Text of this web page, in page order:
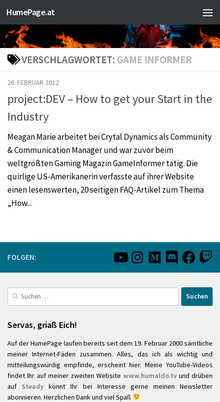
Zum Inhalt springen
HumePage.at
VERSCHLAGWORTET: GAME INFORMER
26. FEBRUAR 2012
project:DEV – How to get your Start in the
Industry
Meagan Marie arbeitet bei Crytal Dynamics als Community
& Communication Manager und war zuvor beim
weltgrößten Gaming Magazin GameInformer tätig. Die
quirlige US-Amerikanerin verfasste auf ihrer Website
einen lesenswerten, 20 seitigen FAQ-Artikel zum Thema
„How...
FOLGEN:
Suchen
nach:
Servas, griaß Eich!
Auf der HumePage laufen bereits seit dem 19. Februar 2000 sämtliche
meiner Internet-Fäden zusammen. Alles, das ich als wichtig und
mitteilungswürdig empfinde, erscheint hier. Meine YouTube-Videos
findet Ihr auf meiner zweiten Website www.humaldo.tvund drüben
auf Steady könnt Ihr bei Interesse gerne meinen Newsletter
abonnieren. Herzlichen Dank und viel Spaß